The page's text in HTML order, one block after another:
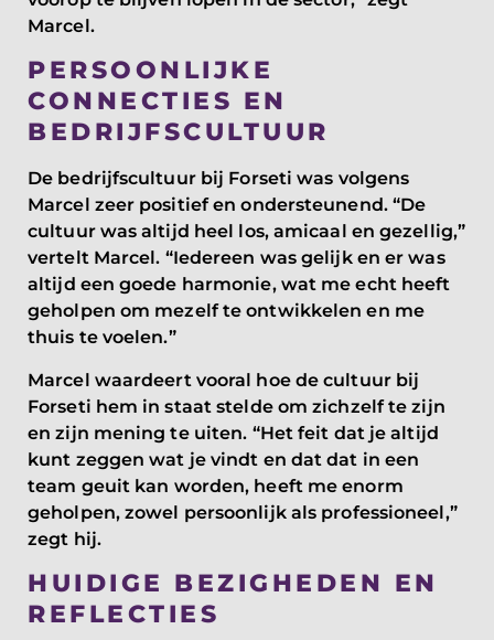
Marcel.
PERSOONLIJKE
CONNECTIES EN
BEDRIJFSCULTUUR
De bedrijfscultuur bij Forseti was volgens
Marcel zeer positief en ondersteunend. “De
cultuur was altijd heel los, amicaal en gezellig,”
vertelt Marcel. “Iedereen was gelijk en er was
altijd een goede harmonie, wat me echt heeft
geholpen om mezelf te ontwikkelen en me
thuis te voelen.”
Marcel waardeert vooral hoe de cultuur bij
Forseti hem in staat stelde om zichzelf te zijn
en zijn mening te uiten. “Het feit dat je altijd
kunt zeggen wat je vindt en dat dat in een
team geuit kan worden, heeft me enorm
geholpen, zowel persoonlijk als professioneel,”
zegt hij.
HUIDIGE BEZIGHEDEN EN
REFLECTIES